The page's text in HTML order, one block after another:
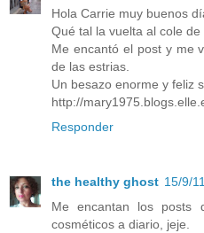
Hola Carrie muy buenos
Qué tal la vuelta al cole de
Me encantó el post y me
de las estrias.
Un besazo enorme y feliz
http://
Responder
the healthy ghost 15/9/11
Me encantan los posts
cosméticos a diario, jeje.